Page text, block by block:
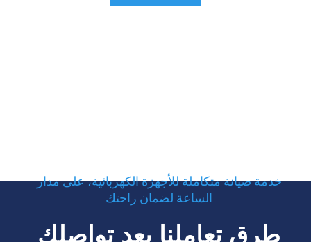
خدمة صيانة متكاملة للأجهزة الكهربائية، على مدار
الساعة لضمان راحتك
طرق تعاملنا بعد تواصلك